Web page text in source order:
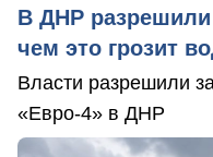
В ДНР
чем это грозит
Власти разрешили
«Евро-4» в ДНР